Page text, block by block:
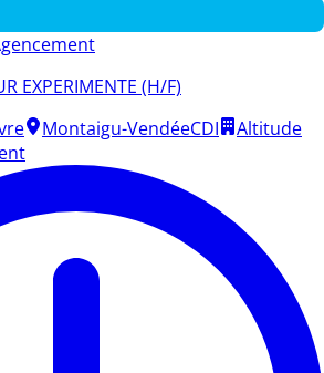
EXPERIMENTE (H/F)
Montaigu-VendéeCDI
Altitude